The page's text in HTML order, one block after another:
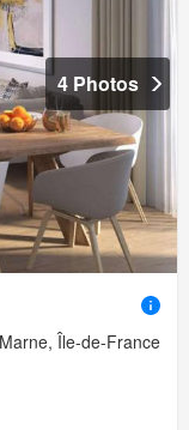
4 Photos
Île-de-France